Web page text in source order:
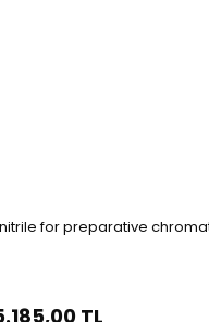
for preparative
TL